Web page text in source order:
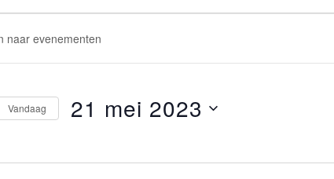
Vandaag 21 mei 2023
een